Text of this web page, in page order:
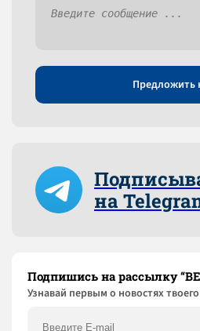
Предложить
на
Подпишись на рассылку
Узнaвай первым о новостях